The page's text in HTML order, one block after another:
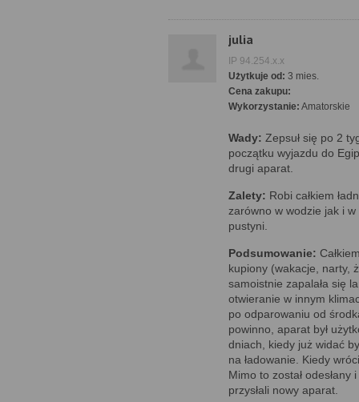
julia
IP 94.254.x.x
Użytkuje od: 3 mies.
Cena zakupu:
Wykorzystanie: Amatorskie
Wady: Zepsuł się po 2
początku wyjazdu do
drugi aparat.
Zalety: Robi całkiem
zarówno w wodzie jak i
pustyni.
Podsumowanie:
kupiony (wakacje, narty,
samoistnie zapalała się
otwieranie w innym
po odparowaniu od
powinno, aparat był
dniach, kiedy już widać
na ładowanie. Kiedy
Mimo to został
przysłali nowy aparat.